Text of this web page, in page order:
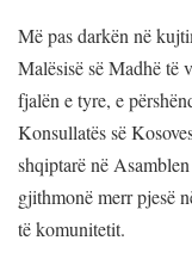
Më pas darkën në
Malësisë së Madhë
fjalën e tyre, e
Konsullatës së
shqiptarë në
gjithmonë merr pjesë
të komunitetit.